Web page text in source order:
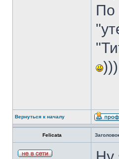
По
)))
Вернуться к началу
Felicata